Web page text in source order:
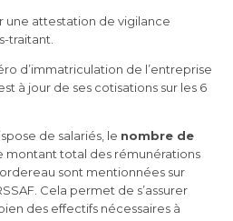
une attestation de vigilance
traitant.
d’immatriculation de l’entreprise
à jour de ses cotisations sur les 6
de salariés, le nombre de
montant total des rémunérations
sont mentionnées sur
Cela permet de s’assurer
des effectifs nécessaires à